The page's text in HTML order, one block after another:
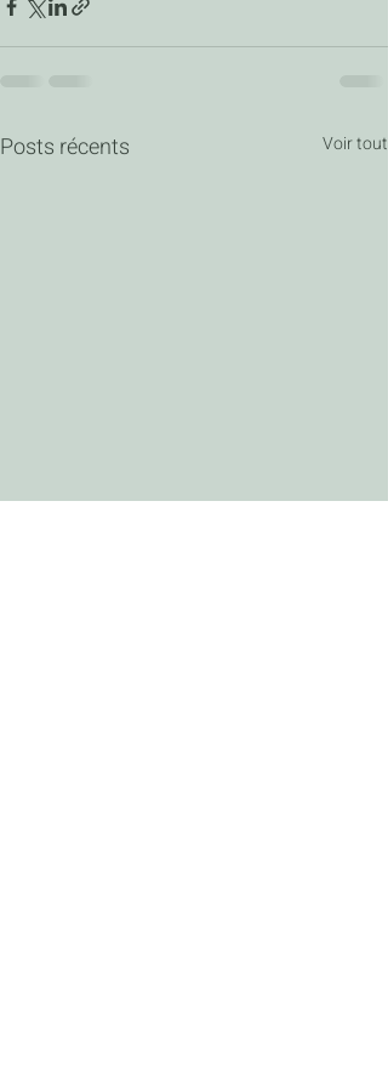
Posts récents Voir tout